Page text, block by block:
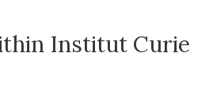
Institut Curie